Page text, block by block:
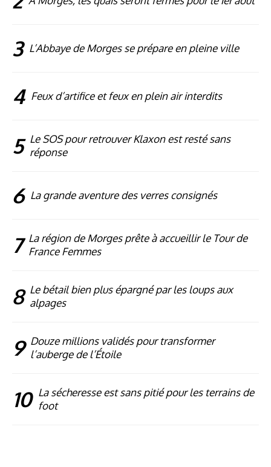
3 L’Abbaye de Morges se prépare en pleine ville
4 Feux d’artifice et feux en plein air interdits
5 Le SOS pour retrouver Klaxon est resté sans
réponse
6 La grande aventure des verres consignés
7 La région de Morges prête à accueillir le Tour de
France Femmes
8 Le bétail bien plus épargné par les loups aux
alpages
9 Douze millions validés pour transformer
l’auberge de l’Étoile
10 La sécheresse est sans pitié pour les terrains de
foot